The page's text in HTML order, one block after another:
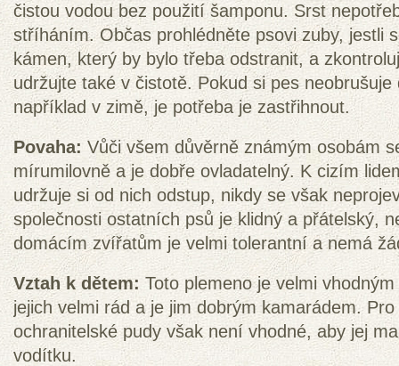
čistou vodou bez použití šamponu. Srst
stříháním. Občas prohlédněte psovi zuby, jestli
kámen, který by bylo třeba odstranit, a
udržujte také v čistotě. Pokud si pes
například v zimě, je potřeba je zastřihnout.
Povaha: Vůči všem důvěrně známým osobám
mírumilovně a je dobře ovladatelný. K cizím
udržuje si od nich odstup, nikdy se však
společnosti ostatních psů je klidný a přátelský,
domácím zvířatům je velmi tolerantní a nemá
Vztah k dětem: Toto plemeno je velmi
jejich velmi rád a je jim dobrým kamarádem.
ochranitelské pudy však není vhodné, aby jej
vodítku.